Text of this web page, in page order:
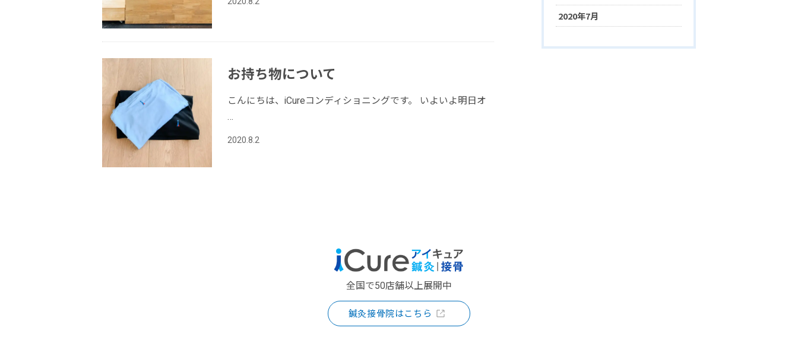
お持ち物について
こんにちは、iCureコンディショニングです。 いよいよ明日オ
…
2020.8.2
2020年7月
全国で50店舗以上展開中
鍼灸接骨院はこちら